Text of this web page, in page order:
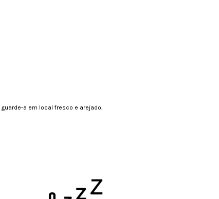
a em local fresco e arejado.